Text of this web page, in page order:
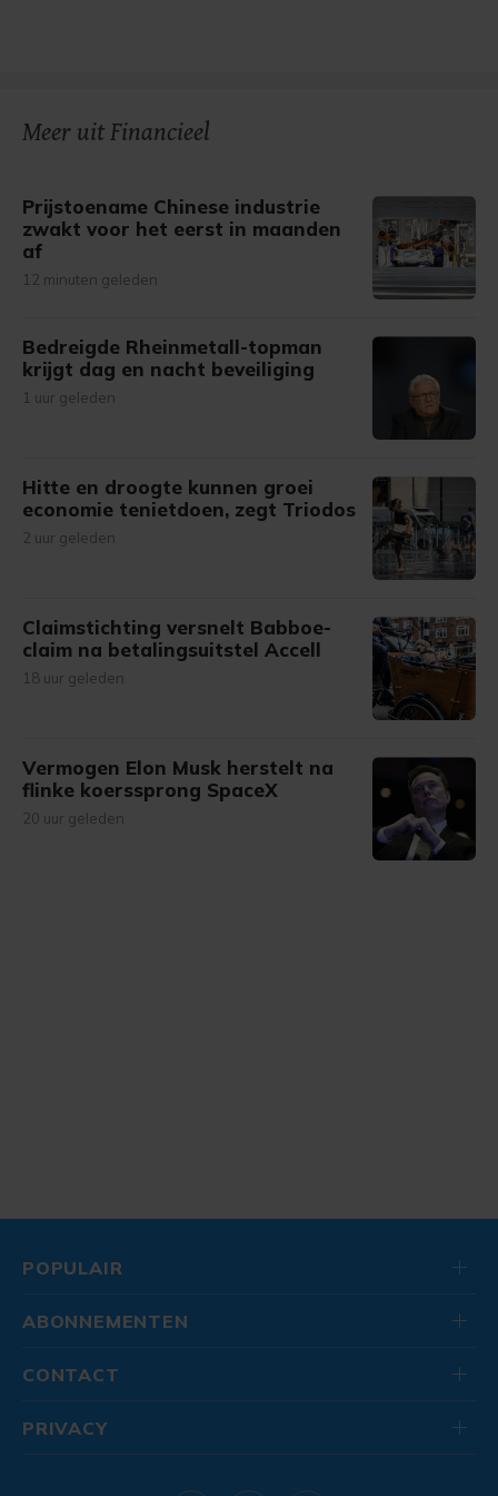
Meer uit Financieel
Prijstoename Chinese industrie
zwakt voor het eerst in maanden
af
12 minuten geleden
Bedreigde Rheinmetall-topman
krijgt dag en nacht beveiliging
1 uur geleden
Hitte en droogte kunnen groei
economie tenietdoen, zegt Triodos
2 uur geleden
Claimstichting versnelt Babboe-
claim na betalingsuitstel Accell
18 uur geleden
Vermogen Elon Musk herstelt na
flinke koerssprong SpaceX
20 uur geleden
POPULAIR
ABONNEMENTEN
CONTACT
PRIVACY